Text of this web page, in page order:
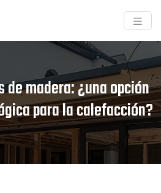
madera: ¿una opción
para la calefacción?